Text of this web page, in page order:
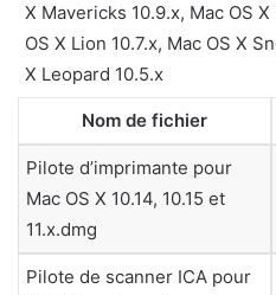
X Mavericks 10.9.x, Mac OS
OS X Lion 10.7.x, Mac OS X
X Leopard 10.5.x
Nom de fichier
Pilote d’imprimante pour
Mac OS X 10.14, 10.15 et
11.x.dmg
Pilote de scanner ICA pour